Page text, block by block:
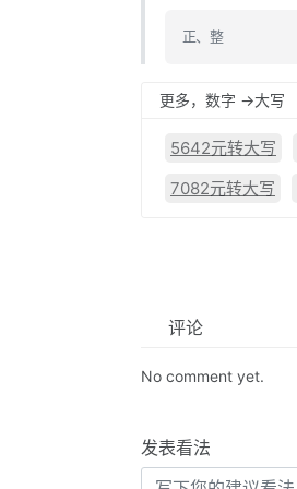
正、整
更多，数字 ->大写
5642元转大写
7082元转大写
评论
No comment yet.
发表看法